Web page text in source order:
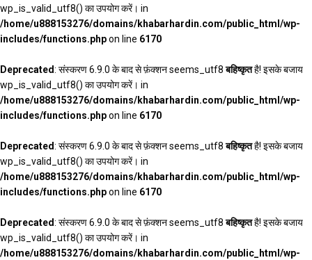
wp_is_valid_utf8() का उपयोग करें। in
/home/u888153276/domains/khabarhardin.com/public_html/wp-
includes/functions.phpon line 6170
Deprecated: संस्करण 6.9.0 के बाद से फ़ंक्शन seems_utf8बहिष्कृतहै! इसके बजाय
wp_is_valid_utf8() का उपयोग करें। in
/home/u888153276/domains/khabarhardin.com/public_html/wp-
includes/functions.phpon line 6170
Deprecated: संस्करण 6.9.0 के बाद से फ़ंक्शन seems_utf8बहिष्कृतहै! इसके बजाय
wp_is_valid_utf8() का उपयोग करें। in
/home/u888153276/domains/khabarhardin.com/public_html/wp-
includes/functions.phpon line 6170
Deprecated: संस्करण 6.9.0 के बाद से फ़ंक्शन seems_utf8बहिष्कृतहै! इसके बजाय
wp_is_valid_utf8() का उपयोग करें। in
/home/u888153276/domains/khabarhardin.com/public_html/wp-